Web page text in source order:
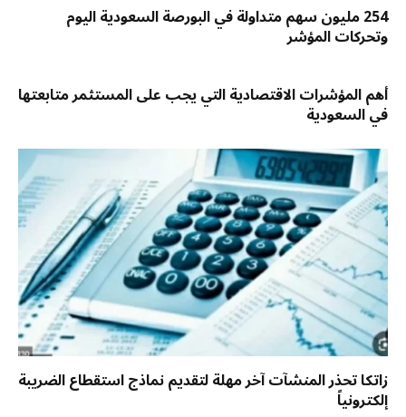
254 مليون سهم متداولة في البورصة السعودية اليوم
وتحركات المؤشر
أهم المؤشرات الاقتصادية التي يجب على المستثمر متابعتها
في السعودية
زاتكا تحذر المنشآت آخر مهلة لتقديم نماذج استقطاع الضريبة
إلكترونياً